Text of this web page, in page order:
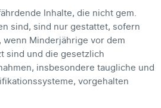
Inhalte, die nicht gem.
sind, sind nur gestattet, sofern
Minderjährige vor dem
sind und die gesetzlich
insbesondere taugliche und
vorgehalten